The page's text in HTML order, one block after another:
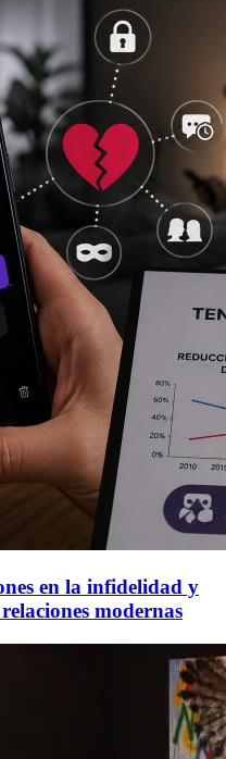
en la infidelidad y
modernas